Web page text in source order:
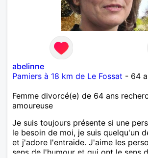
abelinne
Pamiers à 18 km de Le Fossat - 64
Femme divorcé(e) de 64 ans
amoureuse
Je suis toujours présente si une
le besoin de moi, je suis quelqu'un
et j'adore l'entraide. J'aime les
sens de l'humour et qui ont le sens